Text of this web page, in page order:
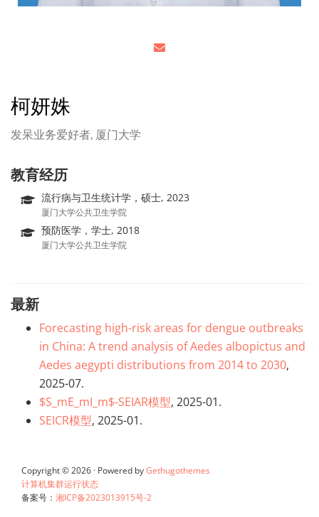
柯妍姝
发呆业务爱好者, 厦门大学
教育经历
流行病与卫生统计学，硕士, 2023
厦门大学公共卫生学院
预防医学，学士, 2018
厦门大学公共卫生学院
最新
Forecasting high-risk areas for dengue outbreaks
in China: A trend analysis of Aedes albopictus and
Aedes aegypti distributions from 2014 to 2030,
2025-07.
$S_mE_mI_m$-SEIAR模型, 2025-01.
SEICR模型, 2025-01.
Copyright © 2026 · Powered byGethugothemes
计算机集群运行状态
备案号： 湘ICP备2023013915号-2